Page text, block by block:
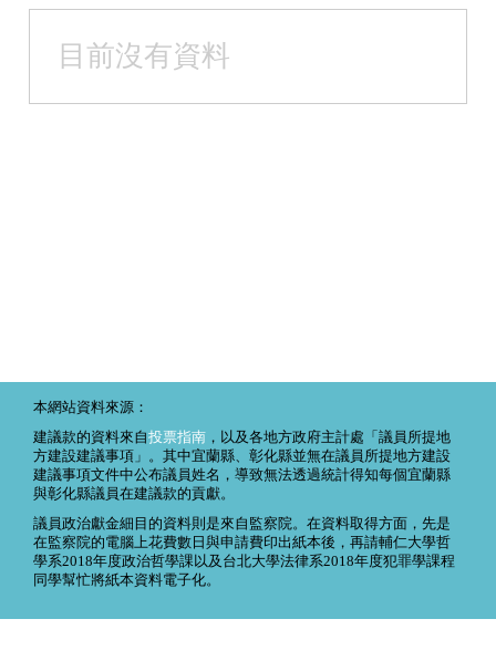
目前沒有資料
本網站資料來源：
建議款的資料來自投票指南 ，以及各地方政府主計處「議員所提地
方建設建議事項」。其中宜蘭縣、彰化縣並無在議員所提地方建設
建議事項文件中公布議員姓名，導致無法透過統計得知每個宜蘭縣
與彰化縣議員在建議款的貢獻。
議員政治獻金細目的資料則是來自監察院。在資料取得方面，先是
在監察院的電腦上花費數日與申請費印出紙本後，再請輔仁大學哲
學系2018年度政治哲學課以及台北大學法律系2018年度犯罪學課程
同學幫忙將紙本資料電子化。